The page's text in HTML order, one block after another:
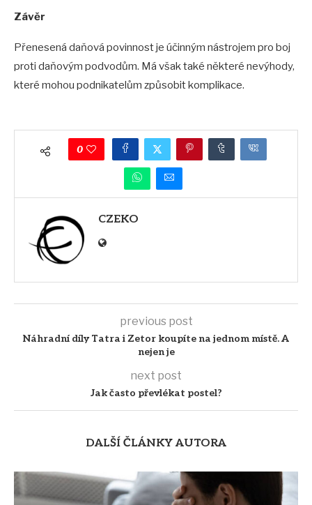
Závěr
Přenesená daňová povinnost je účinným nástrojem pro boj
proti daňovým podvodům. Má však také některé nevýhody,
které mohou podnikatelům způsobit komplikace.
0
CZEKO
previous post
Náhradní díly Tatra i Zetor koupíte na jednom místě. A
nejen je
next post
Jak často převlékat postel?
DALŠÍ ČLÁNKY AUTORA